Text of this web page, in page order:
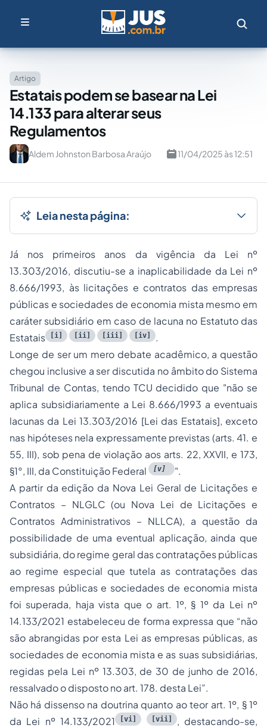
Artigo
Estatais podem se basear na Lei
14.133 para alterar seus
Regulamentos
Aldem Johnston Barbosa Araújo 11/04/2025 às 12:51
Leia nesta página:
Já nos primeiros anos da vigência da Lei nº
13.303/2016, discutiu-se a inaplicabilidade da Lei nº
8.666/1993, às licitações e contratos das empresas
públicas e sociedades de economia mista mesmo em
caráter subsidiário em caso de lacuna no Estatuto das
Estatais
[i] [ii] [iii] [iv]
.
Longe de ser um mero debate acadêmico, a questão
chegou inclusive a ser discutida no âmbito do Sistema
Tribunal de Contas, tendo TCU decidido que "não se
aplica subsidiariamente a Lei 8.666/1993 a eventuais
lacunas da Lei 13.303/2016 [Lei das Estatais], exceto
nas hipóteses nela expressamente previstas (arts. 41. e
55, III), sob pena de violação aos arts. 22, XXVII, e 173,
§1°, III, da Constituição Federal
[v]
".
A partir da edição da Nova Lei Geral de Licitações e
Contratos – NLGLC (ou Nova Lei de Licitações e
Contratos Administrativos – NLLCA), a questão da
possibilidade de uma eventual aplicação, ainda que
subsidiária, do regime geral das contratações públicas
ao regime especial que tutela as contratações das
empresas públicas e sociedades de economia mista
foi superada, haja vista que o art. 1º, § 1º da Lei nº
14.133/2021 estabeleceu de forma expressa que “não
são abrangidas por esta Lei as empresas públicas, as
sociedades de economia mista e as suas subsidiárias,
regidas pela Lei nº 13.303, de 30 de junho de 2016,
ressalvado o disposto no art. 178. desta Lei”.
Não há dissenso na doutrina quanto ao teor art. 1º, § 1º
da Lei nº 14.133/2021
[vi] [vii]
, destacando-se,